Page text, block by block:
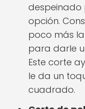
despeinado
opción.
poco más
para darle
Este corte
le da un
cuadrado.